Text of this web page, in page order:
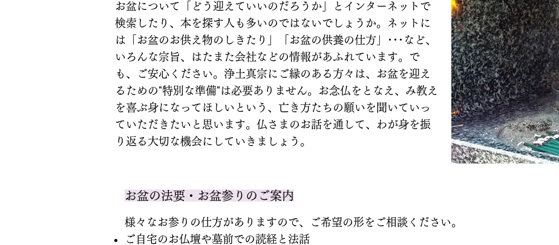
お盆について「どう迎えていいのだろうか」とインターネットで
検索したり、本を探す人も多いのではないでしょうか。ネットに
は「お盆のお供え物のしきたり」「お盆の供養の仕方」･･･など、
いろんな宗旨、はたまた会社などの情報があふれています。で
も、ご安心ください。浄土真宗にご縁のある方々は、お盆を迎え
るための"特別な準備"は必要ありません。お念仏をとなえ、み教え
を喜ぶ身になってほしいという、亡き方たちの願いを聞いていっ
ていただきたいと思います。仏さまのお話を通して、わが身を振
り返る大切な機会にしていきましょう。
お盆の法要・お盆参りのご案内
様々なお参りの仕方がありますので、ご希望の形をご相談ください。
ご自宅のお仏壇や墓前での読経と法話